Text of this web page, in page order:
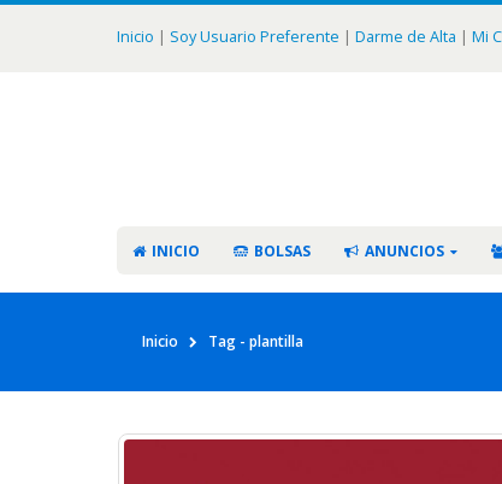
Inicio | Soy Usuario Preferente | Darme de Alta | Mi
INICIO BOLSAS ANUNCIOS
Inicio Tag - plantilla